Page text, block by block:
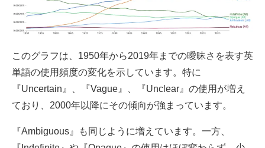
このグラフは、1950年から2019年までの曖昧さを表す英
単語の使用頻度の変化を示しています。特に
『Uncertain』、『Vague』、『Unclear』の使用が増え
ており、2000年以降にその傾向が強まっています。
『Ambiguous』も同じように増えています。一方、